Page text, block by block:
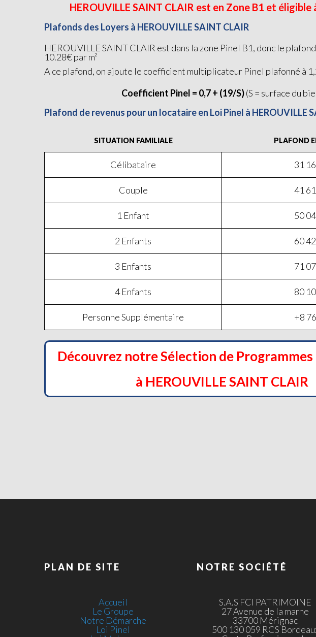
HEROUVILLE SAINT CLAIR est en Zone B1 et éligible
Plafonds des Loyers à HEROUVILLE SAINT CLAIR
HEROUVILLE SAINT CLAIR est dans la zone Pinel B1, donc le
10.28€ par m²
A ce plafond, on ajoute le coefficient multiplicateur Pinel plafonné à
Coefficient Pinel = 0,7 + (19/S)(S = surface du
Plafond de revenus pour un locataire en Loi Pinel à HEROUVILLE
SITUATION FAMILIALE
Célibataire
Couple
1 Enfant
2 Enfants
3 Enfants
4 Enfants
Personne Supplémentaire
PLAFOND
31
41
50
60
71
80
+8
Découvrez notre Sélection de
à HEROUVILLE SAINT CLAIR
PLAN DE SITE
Accueil
Le Groupe
Notre Démarche
Loi Pinel
NOTRE SOCIÉTÉ
S.A.S FCI PATRIMOINE
27 Avenue de la marne
33700 Mérignac
500 130 059 RCS